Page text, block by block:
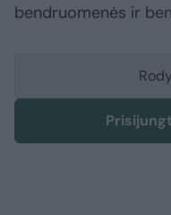
bendruomenės ir